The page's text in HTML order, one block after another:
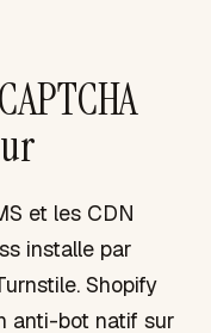
et les CDN
installe par
Shopify
anti-bot natif sur